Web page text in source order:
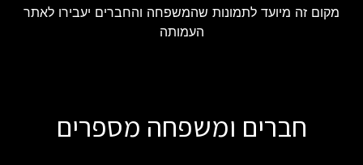
מקום זה מיועד לתמונות שהמשפחה והחברים יעבירו לאתר
העמותה
חברים ומשפחה מספרים